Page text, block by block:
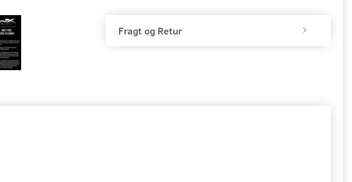
Fragt og Retur